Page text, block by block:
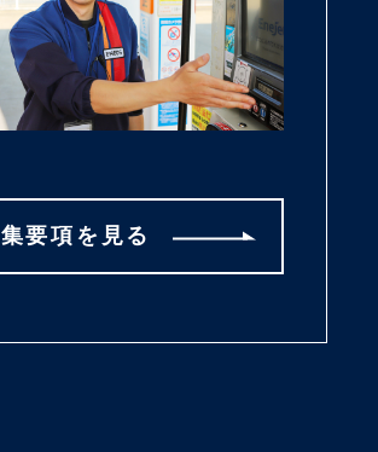
要項を見る